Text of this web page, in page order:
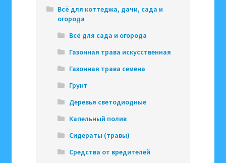
Всё для коттеджа, дачи, сада и
огорода
Всё для сада и огорода
Газонная трава искусственная
Газонная трава семена
Грунт
Деревья светодиодные
Капельный полив
Сидераты (травы)
Средства от вредителей